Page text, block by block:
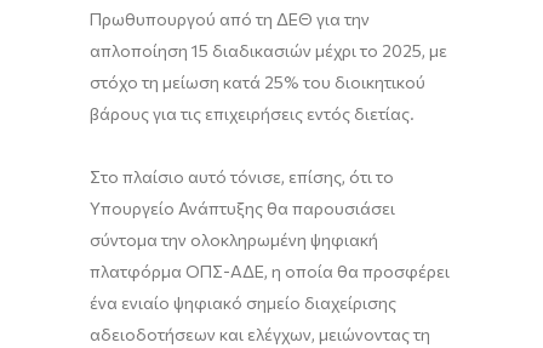
Πρωθυπουργού από τη ΔΕΘ για την
απλοποίηση 15 διαδικασιών μέχρι το 2025, με
στόχο τη μείωση κατά 25% του διοικητικού
βάρους για τις επιχειρήσεις εντός διετίας.
Στο πλαίσιο αυτό τόνισε, επίσης, ότι το
Υπουργείο Ανάπτυξης θα παρουσιάσει
σύντομα την ολοκληρωμένη ψηφιακή
πλατφόρμα ΟΠΣ-ΑΔΕ, η οποία θα προσφέρει
ένα ενιαίο ψηφιακό σημείο διαχείρισης
αδειοδοτήσεων και ελέγχων, μειώνοντας τη